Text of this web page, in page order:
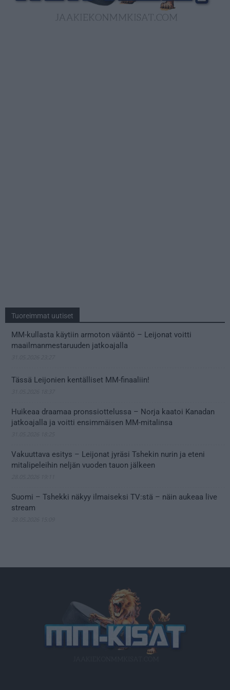
Tuoreimmat uutiset
MM-kullasta käytiin armoton vääntö – Leijonat voitti
maailmanmestaruuden jatkoajalla
Tässä Leijonien kentälliset MM-finaaliin!
Huikeaa draamaa pronssiottelussa – Norja kaatoi Kanadan
jatkoajalla ja voitti ensimmäisen MM-mitalinsa
Vakuuttava esitys – Leijonat jyräsi Tshekin nurin ja eteni
mitalipeleihin neljän vuoden tauon jälkeen
Suomi – Tshekki näkyy ilmaiseksi TV:stä – näin aukeaa live
stream